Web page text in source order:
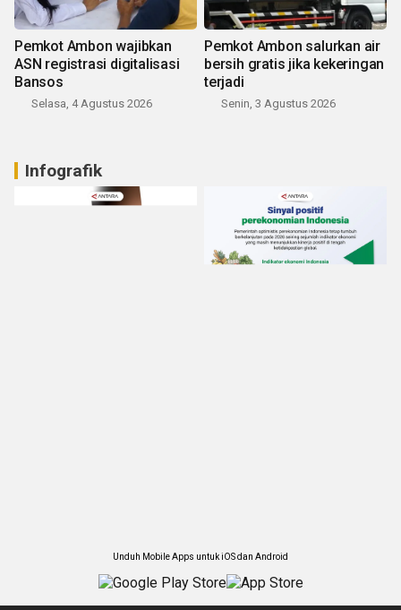
Pemkot Ambon wajibkan
ASN registrasi digitalisasi
Bansos
Selasa, 4 Agustus 2026
Pemkot Ambon salurkan air
bersih gratis jika kekeringan
terjadi
Senin, 3 Agustus 2026
Infografik
Unduh Mobile Apps untuk iOS dan Android